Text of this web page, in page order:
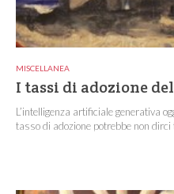
MISCELLANEA
I tassi di adozione
L’intelligenza artificiale generativa
tasso di adozione potrebbe non dirci